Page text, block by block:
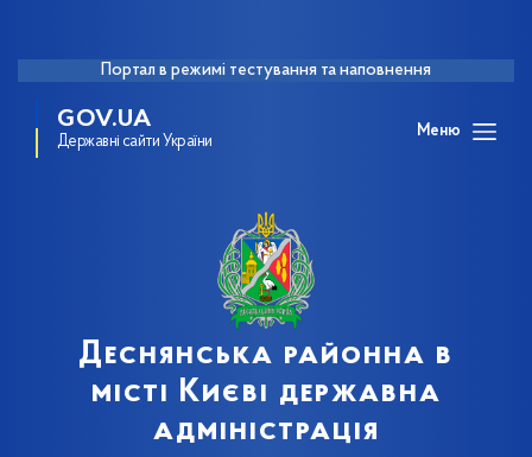
Портал в режимі тестування та наповнення
GOV.UA
Державні сайти України
Меню
Деснянська районна в
місті Києві державна
адміністрація